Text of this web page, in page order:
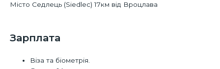
Місто Седлець (Siedlec) 17км від Вроцлава
Зарплата
Віза та біометрія.